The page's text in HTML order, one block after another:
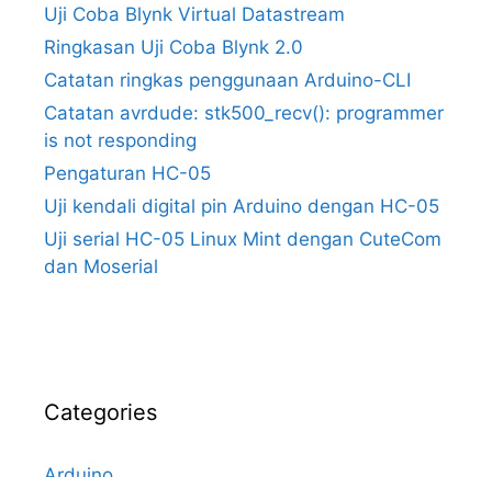
Uji Coba Blynk Virtual Datastream
Ringkasan Uji Coba Blynk 2.0
Catatan ringkas penggunaan Arduino-CLI
Catatan avrdude: stk500_recv(): programmer
is not responding
Pengaturan HC-05
Uji kendali digital pin Arduino dengan HC-05
Uji serial HC-05 Linux Mint dengan CuteCom
dan Moserial
Categories